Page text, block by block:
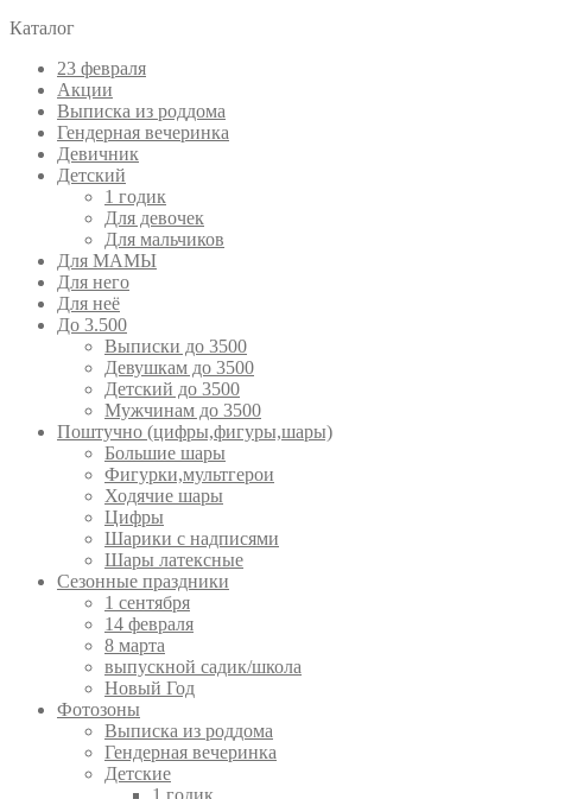
Каталог
23 февраля
Акции
Выписка из роддома
Гендерная вечеринка
Девичник
Детский
1 годик
Для девочек
Для мальчиков
Для МАМЫ
Для него
Для неё
До 3.500
Выписки до 3500
Девушкам до 3500
Детский до 3500
Мужчинам до 3500
Поштучно (цифры,фигуры,шары)
Большие шары
Фигурки,мультгерои
Ходячие шары
Цифры
Шарики с надписями
Шары латексные
Сезонные праздники
1 сентября
14 февраля
8 марта
выпускной садик/школа
Новый Год
Фотозоны
Выписка из роддома
Гендерная вечеринка
Детские